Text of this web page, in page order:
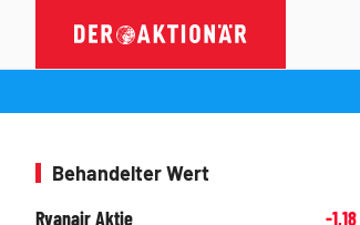
Behandelter Wert
Ryanair Aktie
-1,18